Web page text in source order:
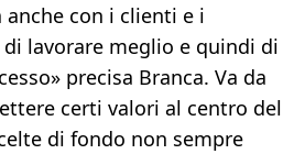
con i clienti e i
lavorare meglio e quindi di
precisa Branca. Va da
certi valori al centro del
di fondo non sempre